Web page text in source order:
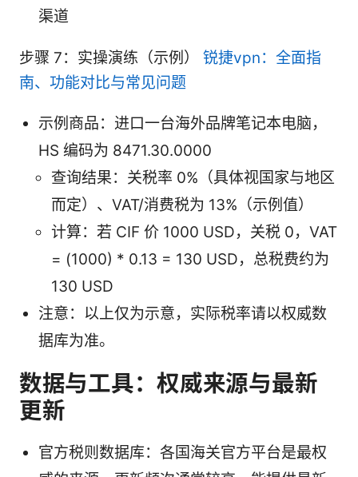
渠道
步骤 7：实操演练（示例） 锐捷vpn：全面指
南、功能对比与常见问题
示例商品：进口一台海外品牌笔记本电脑，
HS 编码为 8471.30.0000
查询结果：关税率 0%（具体视国家与地区
而定）、VAT/消费税为 13%（示例值）
计算：若 CIF 价 1000 USD，关税 0，VAT
= (1000) * 0.13 = 130 USD，总税费约为
130 USD
注意：以上仅为示意，实际税率请以权威数
据库为准。
数据与工具：权威来源与最新
更新
官方税则数据库：各国海关官方平台是最权